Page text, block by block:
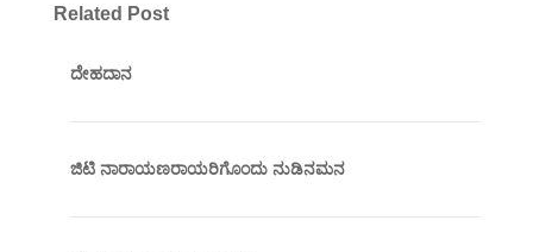
Related Post
ದೇಹದಾನ
ಜಿಟಿ ನಾರಾಯಣರಾಯರಿಗೊಂದು ನುಡಿನಮನ